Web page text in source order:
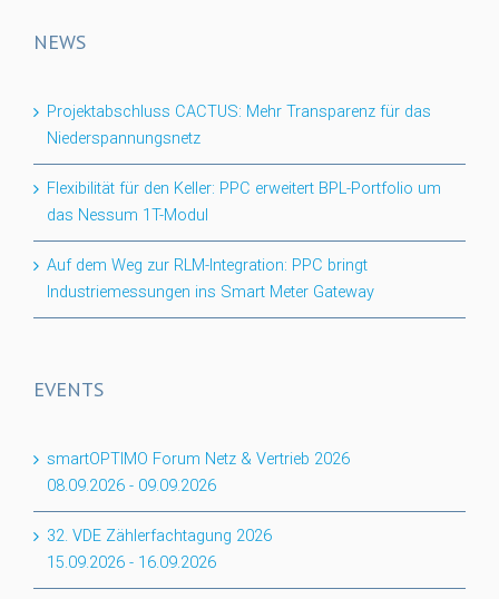
NEWS
Projektabschluss CACTUS: Mehr Transparenz für das
Niederspannungsnetz
Flexibilität für den Keller: PPC erweitert BPL-Portfolio um
das Nessum 1T-Modul
Auf dem Weg zur RLM-Integration: PPC bringt
Industriemessungen ins Smart Meter Gateway
EVENTS
smartOPTIMO Forum Netz & Vertrieb 2026
08.09.2026 - 09.09.2026
32. VDE Zählerfachtagung 2026
15.09.2026 - 16.09.2026